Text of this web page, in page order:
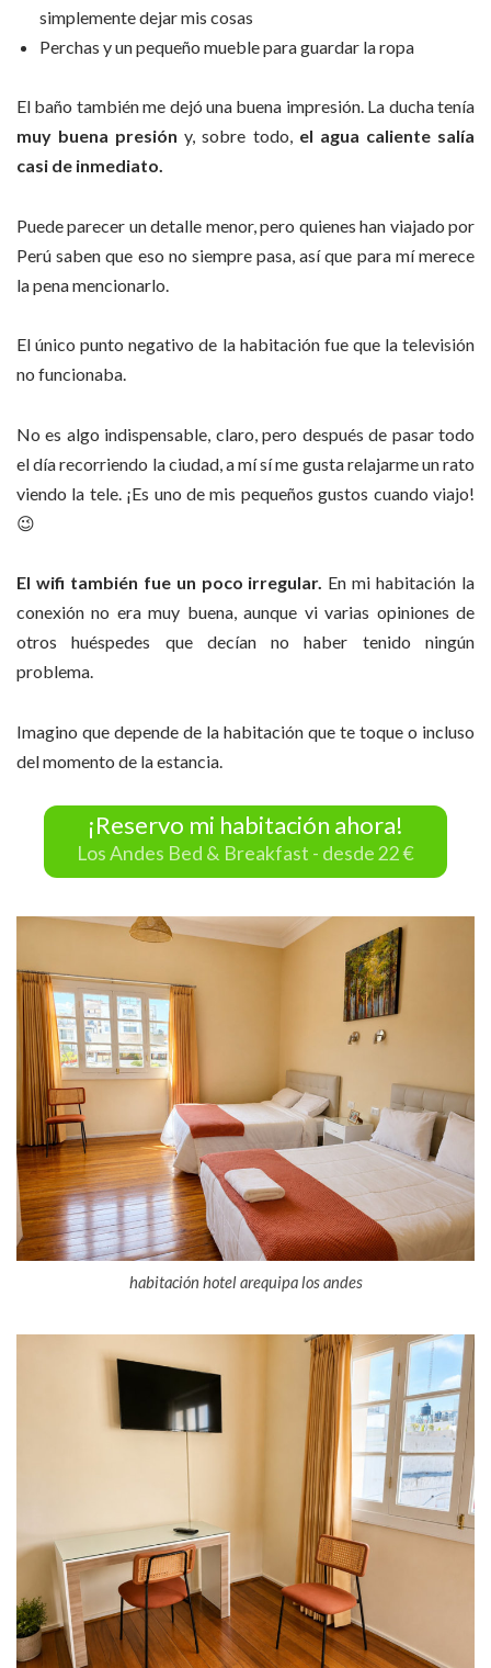
simplemente dejar mis cosas
Perchas y un pequeño mueble para guardar la ropa
El baño también me dejó una buena impresión. La ducha tenía
muy buena presión y, sobre todo, el agua caliente salía
casi de inmediato.
Puede parecer un detalle menor, pero quienes han viajado por
Perú saben que eso no siempre pasa, así que para mí merece
la pena mencionarlo.
El único punto negativo de la habitación fue que la televisión
no funcionaba.
No es algo indispensable, claro, pero después de pasar todo
el día recorriendo la ciudad, a mí sí me gusta relajarme un rato
viendo la tele. ¡Es uno de mis pequeños gustos cuando viajo!
😉
El wifi también fue un poco irregular. En mi habitación la
conexión no era muy buena, aunque vi varias opiniones de
otros huéspedes que decían no haber tenido ningún
problema.
Imagino que depende de la habitación que te toque o incluso
del momento de la estancia.
¡Reservo mi habitación ahora!
Los Andes Bed & Breakfast - desde 22 €
habitación hotel arequipa los andes